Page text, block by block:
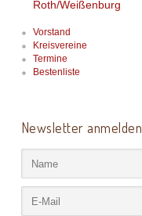
Roth/Weißenburg
Vorstand
Kreisvereine
Termine
Bestenliste
Newsletter anmelden